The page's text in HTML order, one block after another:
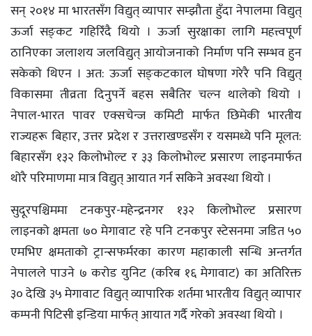
सन् २०१४ मा भारतसँग विद्युत् व्यापार सम्झौता हुँदा नेपालमा विद्युत्
ऊर्जा सङ्‌कट गहिरिँदै थियो । ऊर्जा सुरक्षाका लागि महत्त्वपूर्ण
ठानिएका जलाशय जलविद्युत् आयोजनाको निर्माण पनि सम्भव हुन
सकेको थिएन । अत: ऊर्जा सङ्‌कटकाल घोषणा गरेरै पनि विद्युत्
विकासमा तीव्रता दिनुपर्ने बहस सबैतिर चल्न थालेको थियो ।
नेपाल-भारत पावर एक्सचेन्ज कमिटी मार्फत छिमेकी भारतीय
राज्यहरू बिहार, उत्तर प्रदेश र उत्तराखण्डसँग र यसमध्ये पनि मूलत:
बिहारसँग १३२ किलोभोल्ट र ३३ किलोभोल्ट प्रसारण लाइनमार्फत
थोरै परिमाणमा मात्र विद्युत् आयात गर्न सकिने अवस्था थियो ।
सुदूरपश्चिममा टनकपुर-महेन्द्रनगर १३२ किलोभोल्ट प्रसारण
लाइनको क्षमता ७० मेगावाट रहे पनि टनकपुर स्टेसनमा जडित ५०
एमभिए क्षमताको ट्रान्सफर्मरका कारण महाकाली सन्धि अन्तर्गत
नेपालले पाउने ७ करोड युनिट (करिब १६ मेगावाट) का अतिरिक्त
३० देखि ३५ मेगावाट विद्युत् व्यापारिक शर्तमा भारतीय विद्युत् व्यापार
कम्पनी पिटिसी इन्डिया मार्फत् आयात गर्दै गरेको अवस्था थियो ।